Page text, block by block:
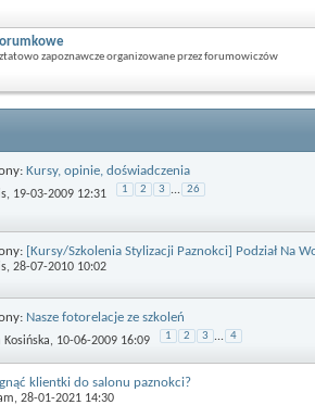
zapoznawcze organizowane przez forumowiczów
Kursy, opinie, doświadczenia
, 19-03-2009 12:31 1 2 3 ... 26
[Kursy/Szkolenia Stylizacji Paznokci] Podział Na
, 28-07-2010 10:02
Nasze fotorelacje ze szkoleń
Kosińska, 10-06-2009 16:09 1 2 3 ... 4
klientki do salonu paznokci?
, 28-01-2021 14:30